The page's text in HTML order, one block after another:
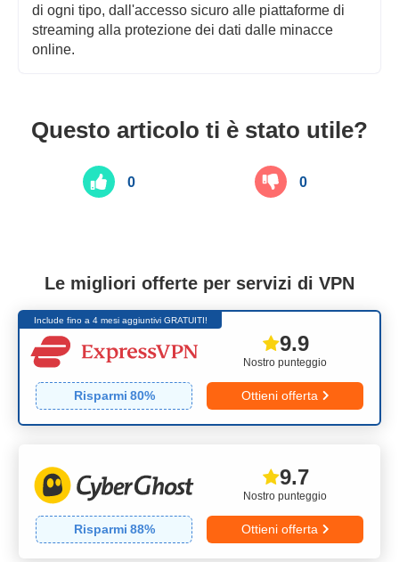
di ogni tipo, dall'accesso sicuro alle piattaforme di
streaming alla protezione dei dati dalle minacce
online.
Questo articolo ti è stato utile?
0 0
Le migliori offerte per servizi di VPN
Include fino a 4 mesi aggiuntivi GRATUITI!
Nostro punteggio
9.9
Risparmi 80% Ottieni offerta
Nostro punteggio
9.7
Risparmi 88% Ottieni offerta